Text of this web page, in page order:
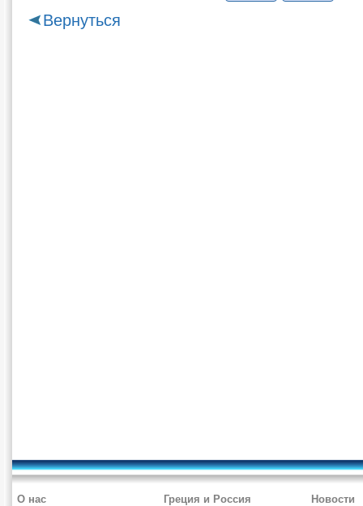
Вернуться
О нас Греция и Россия Новости